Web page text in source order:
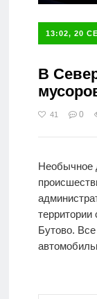
13:02, 20
В
41 0
Необычное
территории
Бутово.